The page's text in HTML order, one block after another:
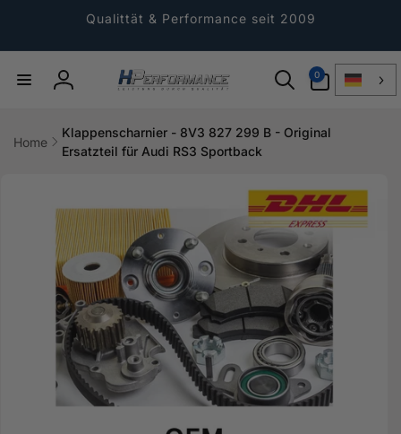
Qualittät & Performance seit 2009
Einloggen
0
Artikel
Home
Klappenscharnier - 8V3 827 299 B - Original
Ersatzteil für Audi RS3 Sportback